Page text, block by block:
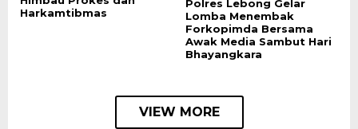
Harkamtibmas
Polres Lebong Gelar
Lomba Menembak
Forkopimda Bersama
Awak Media Sambut Hari
Bhayangkara
VIEW MORE